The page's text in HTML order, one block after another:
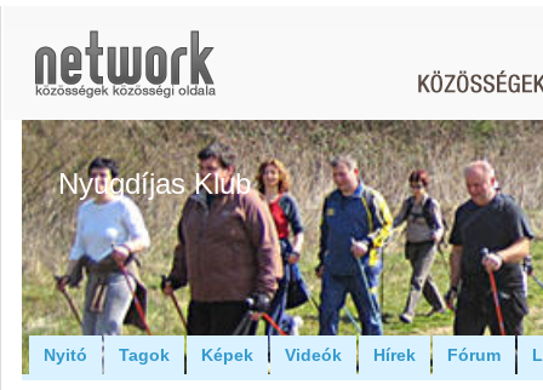
Nyugdíjas Klub
Nyitó Tagok Képek Videók Hírek Fórum